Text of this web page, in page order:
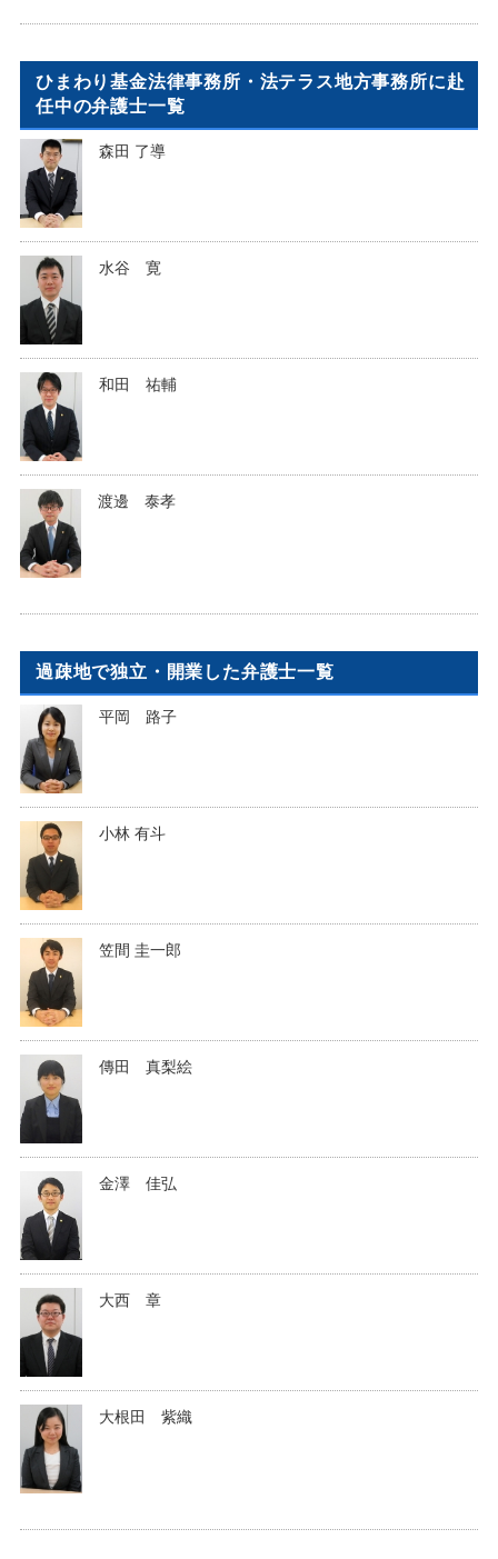
ひまわり基金法律事務所・法テラス地方事務所に赴
任中の弁護士一覧
森田 了導
水谷 寛
和田 祐輔
渡邊 泰孝
過疎地で独立・開業した弁護士一覧
平岡 路子
小林 有斗
笠間 圭一郎
傳田 真梨絵
金澤 佳弘
大西 章
大根田 紫織